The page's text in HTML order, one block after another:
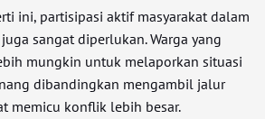
ini, partisipasi aktif masyarakat dalam
sangat diperlukan. Warga yang
mungkin untuk melaporkan situasi
dibandingkan mengambil jalur
memicu konflik lebih besar.